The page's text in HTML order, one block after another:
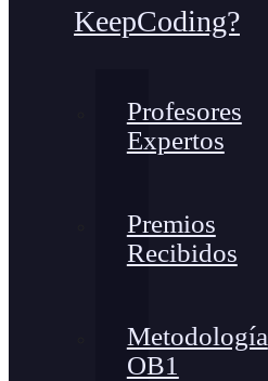
KeepCoding?
Profesores
Expertos
Premios
Recibidos
Metodología
OB1